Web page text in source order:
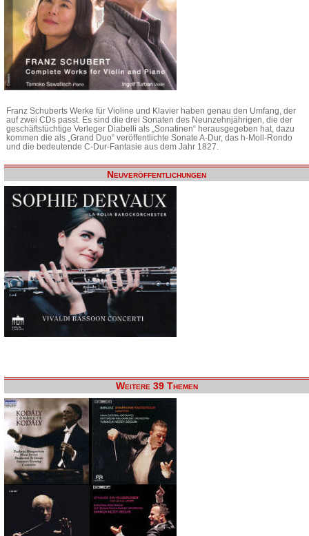
Franz Schuberts Werke für Violine und Klavier haben genau den Umfang, der
auf zwei CDs passt. Es sind die drei Sonaten des Neunzehnjährigen, die der
geschäftstüchtige Verleger Diabelli als „Sonatinen“ herausgegeben hat, dazu
kommen die als „Grand Duo“ veröffentlichte Sonate A-Dur, das h-Moll-Rondo
und die bedeutende C-Dur-Fantasie aus dem Jahr 1827.
Neuveröffentlichungen
Weitere 39 Themen